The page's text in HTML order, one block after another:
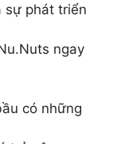
sự phát triển
ngay
có những